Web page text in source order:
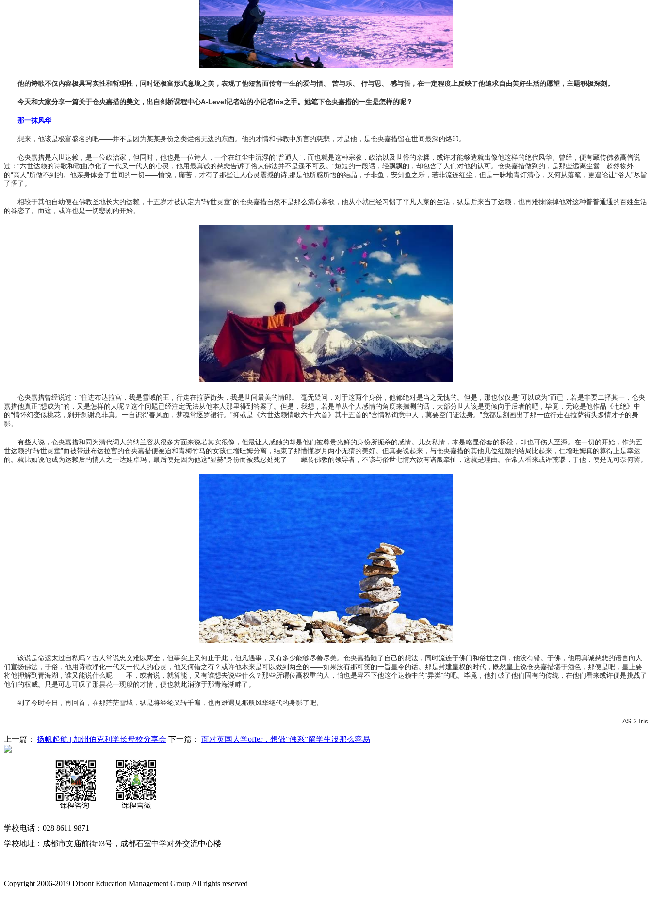
他的诗歌不仅内容极具写实性和哲理性，同时还极富形式意境之美，表现了他短暂而传奇一生的爱与憎、 苦与乐、 行与思、 感与悟，在一定程度上反映了他追求自由美好生活的愿望，主题积极深刻。
今天和大家分享一篇关于仓央嘉措的美文，出自剑桥课程中心A-Level记者站的小记者Iris之手。她笔下仓央嘉措的一生是怎样的呢？
那一抹风华
想来，他该是极富盛名的吧——并不是因为某某身份之类烂俗无边的东西。他的才情和佛教中所言的慈悲，才是他，是仓央嘉措留在世间最深的烙印。
仓央嘉措是六世达赖，是一位政治家，但同时，他也是一位诗人，一个在红尘中沉浮的“普通人”，而也就是这种宗教，政治以及世俗的杂糅，或许才能够造就出像他这样的绝代风华。曾经，便有藏传佛教高僧说
过：“六世达赖的诗歌和歌曲净化了一代又一代人的心灵，他用最真诚的慈悲告诉了俗人佛法并不是遥不可及。”短短的一段话，轻飘飘的，却包含了人们对他的认可。仓央嘉措做到的，是那些远离尘嚣，超然物外
的“高人”所做不到的。他亲身体会了世间的一切——愉悦，痛苦，才有了那些让人心灵震撼的诗,那是他所感所悟的结晶，子非鱼，安知鱼之乐，若非流连红尘，但是一昧地青灯清心，又何从落笔，更遑论让“俗人”尽皆
了悟了。
相较于其他自幼便在佛教圣地长大的达赖，十五岁才被认定为“转世灵童”的仓央嘉措自然不是那么清心寡欲，他从小就已经习惯了平凡人家的生活，纵是后来当了达赖，也再难抹除掉他对这种普普通通的百姓生活
的眷恋了。而这，或许也是一切悲剧的开始。
仓央嘉措曾经说过：“住进布达拉宫，我是雪域的王，行走在拉萨街头，我是世间最美的情郎。”毫无疑问，对于这两个身份，他都绝对是当之无愧的。但是，那也仅仅是“可以成为”而已，若是非要二择其一，仓央
嘉措他真正“想成为”的，又是怎样的人呢？这个问题已经注定无法从他本人那里得到答案了。但是，我想，若是单从个人感情的角度来揣测的话，大部分世人该是更倾向于后者的吧，毕竟，无论是他作品《七绝》中
的“情怀幻变似桃花，刹开刹谢总非真。一自识得春风面，梦魂常逐罗裙行。”抑或是《六世达赖情歌六十六首》其十五首的“含情私询意中人，莫要空门证法身。”竟都是刻画出了那一位行走在拉萨街头多情才子的身
影。
有些人说，仓央嘉措和同为清代词人的纳兰容从很多方面来说若其实很像，但最让人感触的却是他们被尊贵光鲜的身份所扼杀的感情。儿女私情，本是略显俗套的桥段，却也可伤人至深。在一切的开始，作为五
世达赖的“转世灵童”而被带进布达拉宫的仓央嘉措便被迫和青梅竹马的女孩仁增旺姆分离，结束了那懵懂岁月两小无猜的美好。但真要说起来，与仓央嘉措的其他几位红颜的结局比起来，仁增旺姆真的算得上是幸运
的。就比如说他成为达赖后的情人之一达娃卓玛，最后便是因为他这“显赫”身份而被残忍处死了——藏传佛教的领导者，不该与俗世七情六欲有诸般牵扯，这就是理由。在常人看来或许荒谬，于他，便是无可奈何罢。
该说是命运太过自私吗？古人常说忠义难以两全，但事实上又何止于此，但凡遇事，又有多少能够尽善尽美。仓央嘉措随了自己的想法，同时流连于佛门和俗世之间，他没有错。于佛，他用真诚慈悲的语言向人
们宣扬佛法，于俗，他用诗歌净化一代又一代人的心灵，他又何错之有？或许他本来是可以做到两全的——如果没有那可笑的一旨皇令的话。那是封建皇权的时代，既然皇上说仓央嘉措堪于酒色，那便是吧，皇上要
将他押解到青海湖，谁又能说什么呢——不，或者说，就算能，又有谁想去说些什么？那些所谓位高权重的人，怕也是容不下他这个达赖中的“异类”的吧。毕竟，他打破了他们固有的传统，在他们看来或许便是挑战了
他们的权威。只是可悲可叹了那昙花一现般的才情，便也就此消弥于那青海湖畔了。
到了今时今日，再回首，在那茫茫雪域，纵是将经纶又转千遍，也再难遇见那般风华绝代的身影了吧。
--AS 2 Iris
上一篇： 扬帆起航 | 加州伯克利学长母校分享会 下一篇： 面对英国大学offer，想做“佛系”留学生没那么容易
学校电话：028 8611 9871
学校地址：成都市文庙前街93号，成都石室中学对外交流中心楼
Copyright 2006-2019 Dipont Education Management Group All rights reserved